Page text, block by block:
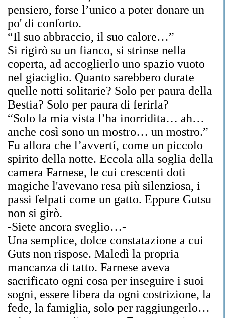
pensiero, forse l’unico a poter donare un
po' di conforto.
“Il suo abbraccio, il suo calore…”
Si rigirò su un fianco, si strinse nella
coperta, ad accoglierlo uno spazio vuoto
nel giaciglio. Quanto sarebbero durate
quelle notti solitarie? Solo per paura della
Bestia? Solo per paura di ferirla?
“Solo la mia vista l’ha inorridita… ah…
anche così sono un mostro… un mostro.”
Fu allora che l’avvertí, come un piccolo
spirito della notte. Eccola alla soglia della
camera Farnese, le cui crescenti doti
magiche l'avevano resa più silenziosa, i
passi felpati come un gatto. Eppure Gutsu
non si girò.
-Siete ancora sveglio…-
Una semplice, dolce constatazione a cui
Guts non rispose. Maledì la propria
mancanza di tatto. Farnese aveva
sacrificato ogni cosa per inseguire i suoi
sogni, essere libera da ogni costrizione, la
fede, la famiglia, solo per raggiungerlo…